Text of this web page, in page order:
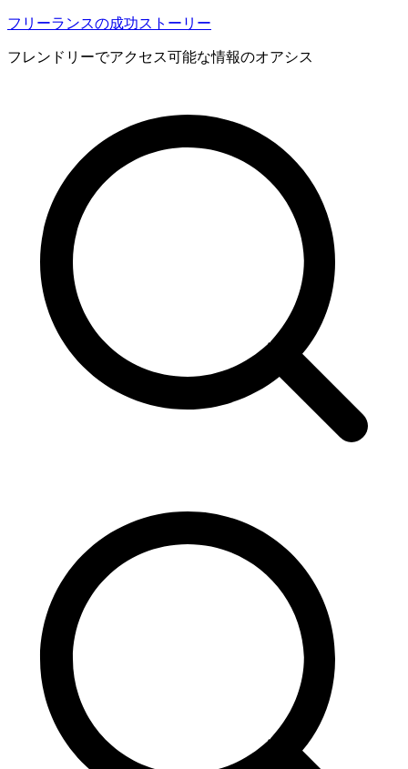
内
を
フリーランスの成功ストーリー
フレンドリーでアクセス可能な情報のオアシス